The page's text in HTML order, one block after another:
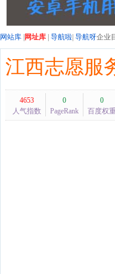
网站库 网址库 导航啦 导航呀企业
江西志愿服
4653
人气指数
0
PageRank
0
百度权